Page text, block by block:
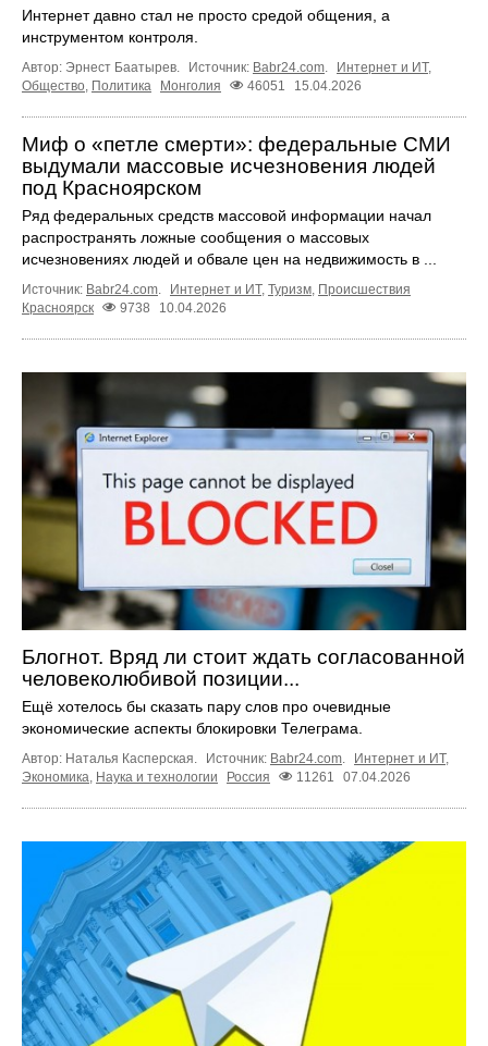
Интернет давно стал не просто средой общения, а
инструментом контроля.
Автор: Эрнест Баатырев. Источник: Babr24.com. Интернет и ИТ,
Общество, Политика Монголия 46051 15.04.2026
Миф о «петле смерти»: федеральные СМИ
выдумали массовые исчезновения людей
под Красноярском
Ряд федеральных средств массовой информации начал
распространять ложные сообщения о массовых
исчезновениях людей и обвале цен на недвижимость в ...
Источник: Babr24.com. Интернет и ИТ, Туризм, Происшествия
Красноярск
9738 10.04.2026
Блогнот. Вряд ли стоит ждать согласованной
человеколюбивой позиции...
Ещё хотелось бы сказать пару слов про очевидные
экономические аспекты блокировки Телеграма.
Автор: Наталья Касперская. Источник: Babr24.com Интернет и ИТ,
Экономика, Наука и технологии Россия 11261 07.04.2026